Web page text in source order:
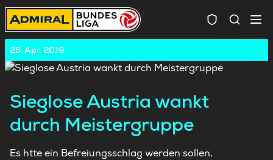
25. Apr. 2019
Sieglose Austria wankt
durch Meistergruppe
Es htte ein Befreiungsschlag werden sollen,